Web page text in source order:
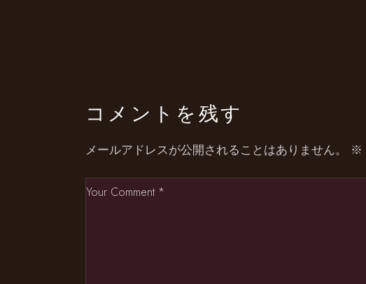
コメントを残す
メールアドレスが公開されることはありません。 ※